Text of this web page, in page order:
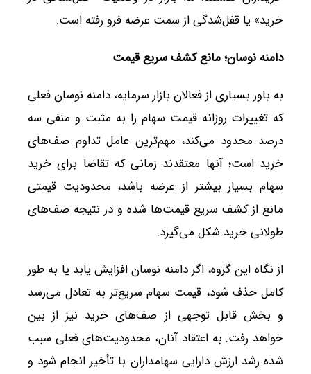
خرید» یا قفل‌شدگی از سمت عرضه فرو رفته است.
دامنه نوسان؛ مانع کشف سریع قیمت
به باور بسیاری از فعالان بازار سرمایه، دامنه نوسان فعلی
که تغییرات روزانه قیمت سهام را به مثبت و منفی سه
درصد محدود می‌کند، مهم‌ترین عامل تداوم صف‌های
خرید است؛ آنها معتقدند زمانی که تقاضا برای خرید
سهام بسیار بیشتر از عرضه باشد، محدودیت قیمتی
مانع از کشف سریع قیمت‌ها شده و در نتیجه صف‌های
طولانی خرید شکل می‌گیرد.
از نگاه این گروه، اگر دامنه نوسان افزایش یابد یا به طور
کامل حذف شود، قیمت سهام سریع‌تر به تعادل می‌رسد
و بخش قابل توجهی از صف‌های خرید نیز از بین
خواهد رفت. به اعتقاد آنان، محدودیت‌های فعلی سبب
شده رشد ارزش دارایی سهامداران با تأخیر انجام شود و